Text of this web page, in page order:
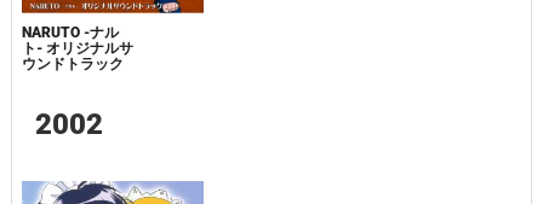
NARUTO -ナル
ト- オリジナルサ
ウンドトラック
2002